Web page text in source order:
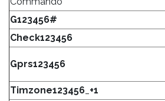
G123456#
Check123456
Gprs123456
Timzone123456 +1